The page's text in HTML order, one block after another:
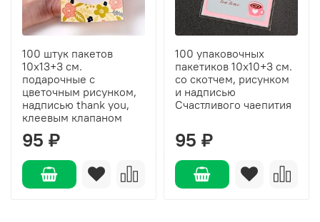
100 штук пакетов
10х13+3 см.
подарочные с
цветочным рисунком,
надписью thank you,
клеевым клапаном
95 ₽
100 упаковочных
пакетиков 10х10+3 см.
со скотчем, рисунком
и надписью
Счастливого чаепития
95 ₽